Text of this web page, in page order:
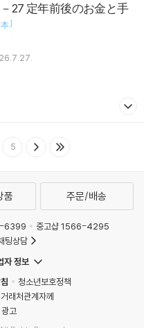
]
5
품 주문/배송
6399
중고샵 1566-4295
팅상담
자 정보
청소년보호정책
거래처관계자께
광고